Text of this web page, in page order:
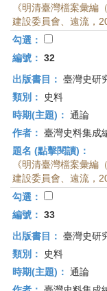
《明清臺灣檔案彙編
建設委員會、遠流，
勾選：
編號： 32
出版書目： 臺灣史研
類別：
史料
時期(主題)： 通論
作者： 臺灣史料集成
題名 (點擊閱讀)：
《明清臺灣檔案彙編
建設委員會、遠流，
勾選：
編號： 33
出版書目： 臺灣史研
類別：
史料
時期(主題)： 通論